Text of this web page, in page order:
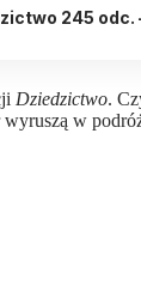
245 odc.
Dziedzictwo.
w